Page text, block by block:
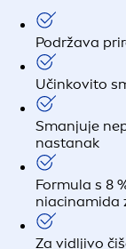
Podržava
Učinkovito
Smanjuje
nastanak
Formula s 8
niacinamida
Za vidljivo